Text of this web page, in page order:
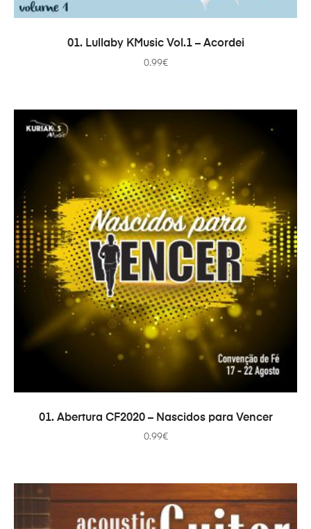
ДОДАТИ В КОШИК
01. Lullaby KMusic Vol.1 – Acordei
0.99€
ДОДАТИ В КОШИК
01. Abertura CF2020 – Nascidos para Vencer
0.99€